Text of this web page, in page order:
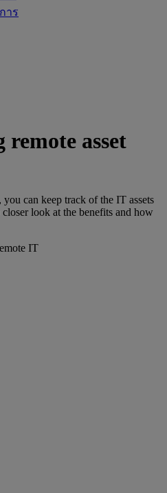
าร
asset
you can keep track of the IT assets
look at the benefits and how
IT